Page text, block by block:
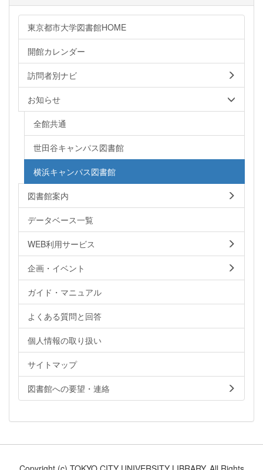
東京都市大学図書館HOME
開館カレンダー
訪問者別ナビ
お知らせ
全館共通
世田谷キャンパス図書館
横浜キャンパス図書館
図書館案内
データベース一覧
WEB利用サービス
企画・イベント
ガイド・マニュアル
よくある質問と回答
個人情報の取り扱い
サイトマップ
図書館への要望・連絡